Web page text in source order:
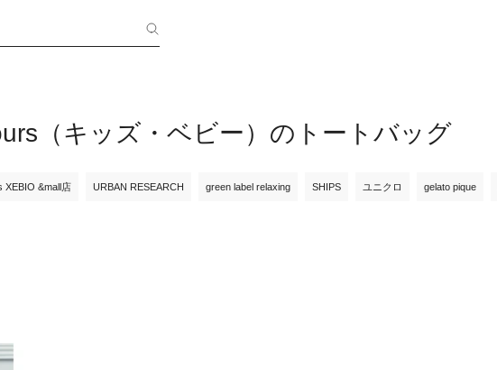
（キッズ・ベビー）のトートバッグ
XEBIO &mall店 URBAN RESEARCH green label relaxing SHIPS ユニクロ gelato pique